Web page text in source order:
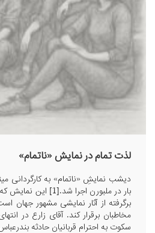
لذت تمام در نمایش «ناتمام»
دیشب نمایشِ «ناتمام» به کارگردانی
بار در ملبورن اجرا
برگرفته از آثار نمایشی مشهور جهان
سکوت به احترام قربانیان حادثه